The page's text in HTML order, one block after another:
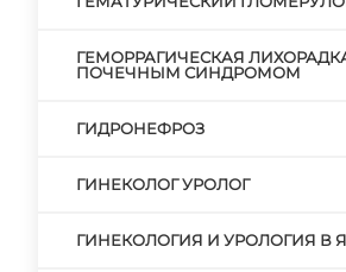
ГЕМОРРАГИЧЕСКАЯ
ПОЧЕЧНЫМ СИНДРОМОМ
ГИДРОНЕФРОЗ
ГИНЕКОЛОГ УРОЛОГ
ГИНЕКОЛОГИЯ И УРОЛОГИЯ В